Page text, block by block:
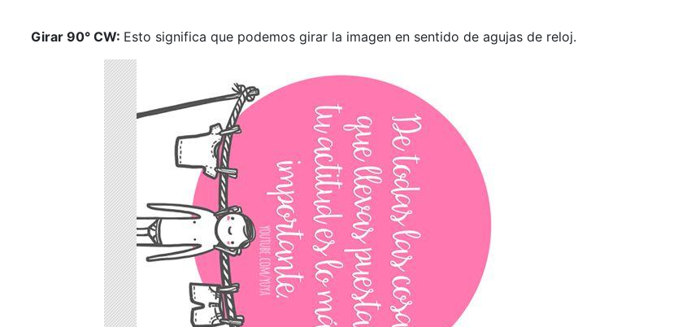
Girar 90° CW: Esto significa que podemos girar la imagen en sentido de agujas de reloj.